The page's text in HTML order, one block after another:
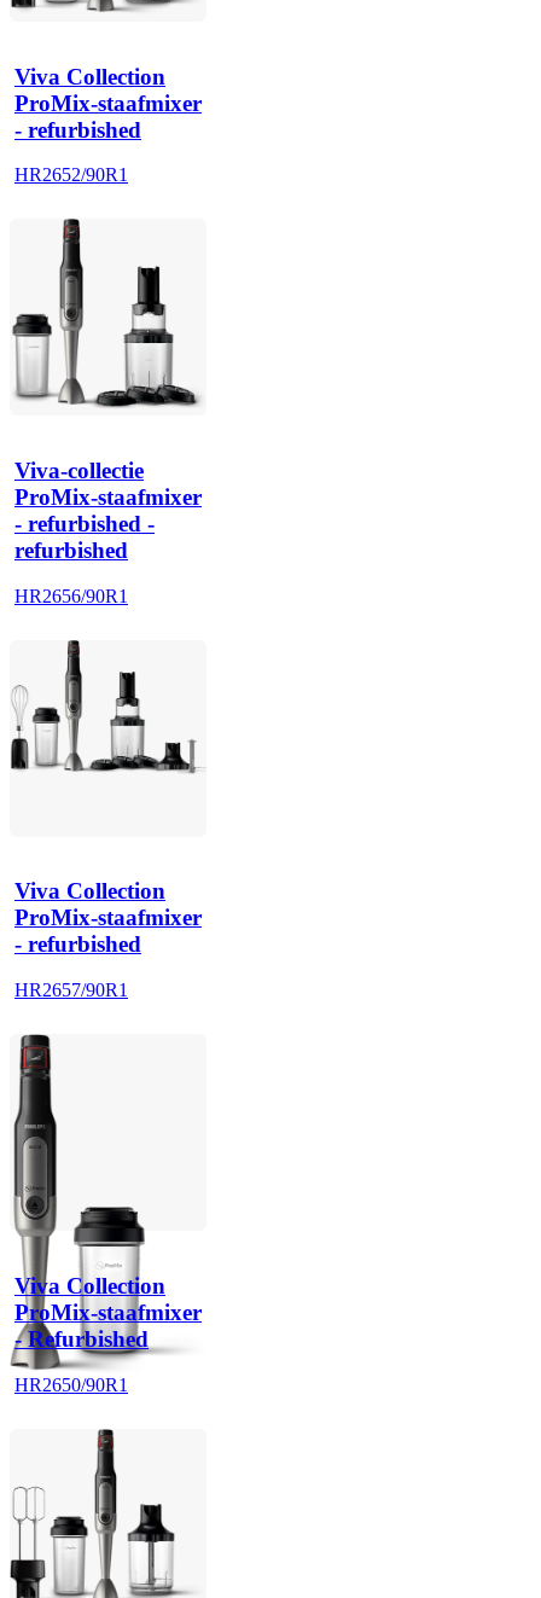
Viva Collection
ProMix-staafmixer
- refurbished
HR2652/90R1
Viva-collectie
ProMix-staafmixer
- refurbished -
refurbished
HR2656/90R1
Viva Collection
ProMix-staafmixer
- refurbished
HR2657/90R1
Viva Collection
ProMix-staafmixer
- Refurbished
HR2650/90R1